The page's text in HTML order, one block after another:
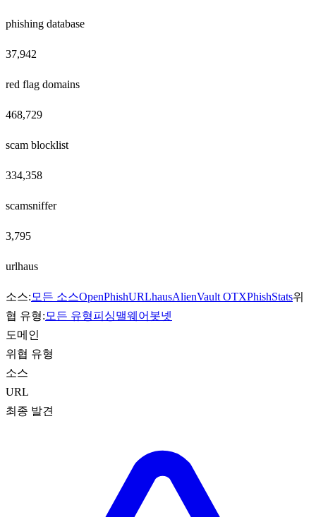
phishing database
37,942
red flag domains
468,729
scam blocklist
334,358
scamsniffer
3,795
urlhaus
소스: 모든 소스OpenPhishURLhausAlienVault OTXPhishStats위
협 유형: 모든 유형피싱맬웨어 봇넷
도메인
위협 유형
소스
URL
최종 발견